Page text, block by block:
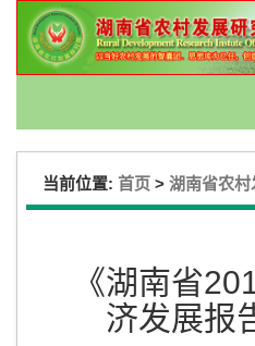
当前位置: 首页 > 湖南省农
《湖南省
济发展报